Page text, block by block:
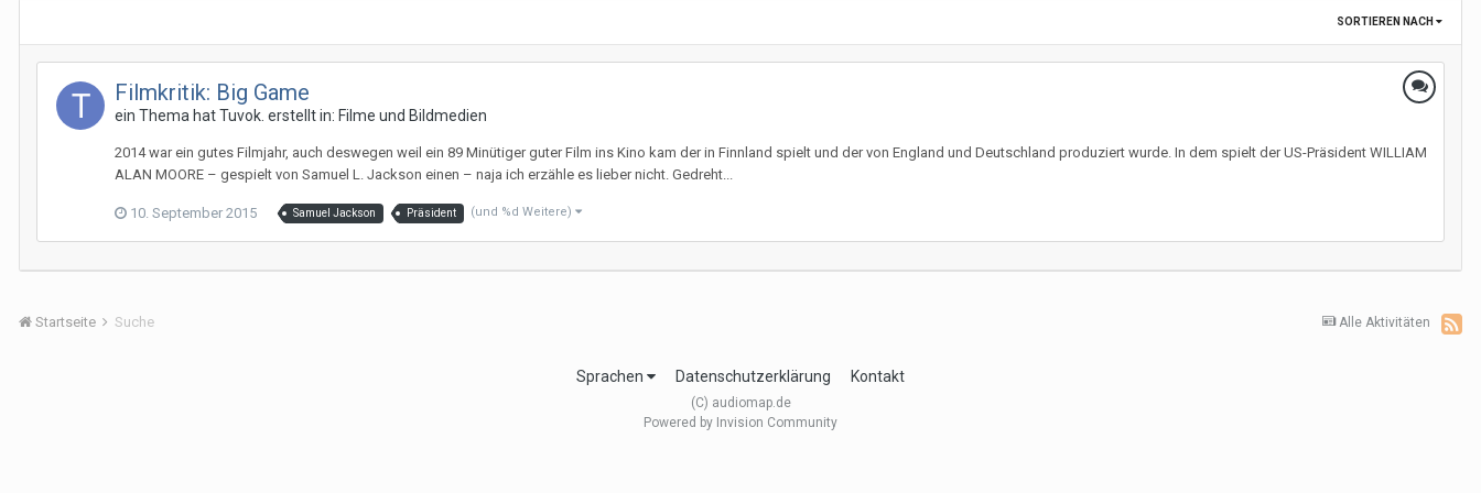
SORTIEREN NACH
Filmkritik: Big Game
ein Thema hatTuvok. erstellt in: Filme und Bildmedien
2014 war ein gutes Filmjahr, auch deswegen weil ein 89 Minütiger guter Film ins Kino kam der in Finnland spielt und der von England und Deutschland produziert wurde. In dem spielt der US-Präsident WILLIAM
ALAN MOORE – gespielt von Samuel L. Jackson einen – naja ich erzähle es lieber nicht. Gedreht...
10. September 2015 Samuel Jackson Präsident (und %d Weitere)
Alle Aktivitäten
Startseite Suche
Sprachen Datenschutzerklärung Kontakt
(C) audiomap.de
Powered by Invision Community